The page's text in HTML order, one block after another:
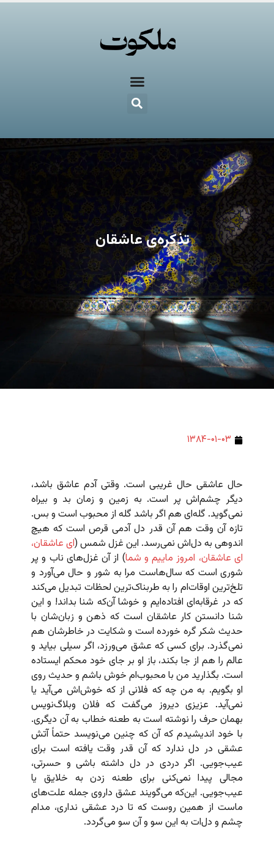
تذکره‌ی عاشقان
۱۳۸۴-۰۱-۰۳
حال عاشقی حال غریبی است. وقتی آدم عاشق باشد،
دیگر چشم‌اش پر است. به زمین و زمان بد و بیراه
نمی‌گوید. گله‌ای هم اگر باشد گله از محبوب است و بس.
تازه آن وقت هم آن قدر دل آدمی قرص است که هیچ
اندوهی به دل‌اش نمی‌رسد. این غزل شمس (ای عاشقان،
ای عاشقان، امروز ماییم و شما) از آن غزل‌های ناب و پر
شوری است که سال‌هاست مرا به شور و حال می‌آورد و
تلخ‌ترین اوقات‌ام را به طربناک‌ترین لحظات تبدیل می‌کند
که در غرقابه‌ای افتاده‌ایم و خوشا آن‌که شنا بداند! و این
شنا دانستن کار عاشقان است که ذهن و زبان‌شان با
حدیث شکر گره خورده است و شکایت در خاطرشان هم
نمی‌گذرد. برای کسی که عشق می‌ورزد، اگر سیلی بیاید و
عالم را هم از جا بکند، باز او بر جای خود محکم ایستاده
است. بگذارید من با محبوب‌ام خوش باشم و حدیث روی
او بگویم. به من چه که فلانی از که خوش‌اش می‌آید یا
نمی‌آید. عزیزی دیروز می‌گفت که فلان وبلاگ‌نویس
بهمان حرف را نوشته است به طعنه خطاب به آن دیگری.
با خود اندیشیدم که آن که چنین می‌نویسد حتماً آتش
عشقی در دل ندارد که آن قدر وقت یافته است برای
عیب‌جویی. اگر دردی در دل داشته باشی و حسرتی،
مجالی پیدا نمی‌کنی برای طعنه زدن به خلایق یا
عیب‌جویی. این‌که می‌گویند عشق داروی جمله علت‌های
ماست از همین روست که تا درد عشقی نداری، مدام
چشم و دل‌ات به این سو و آن سو می‌گردد.